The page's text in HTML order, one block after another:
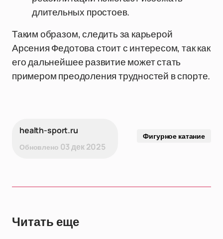
длительных простоев.
Таким образом, следить за карьерой
Арсения Федотова стоит с интересом, так как
его дальнейшее развитие может стать
примером преодоления трудностей в спорте.
health-sport.ru
Обновлено 03 дек 2025
Фигурное катание
Читать еще